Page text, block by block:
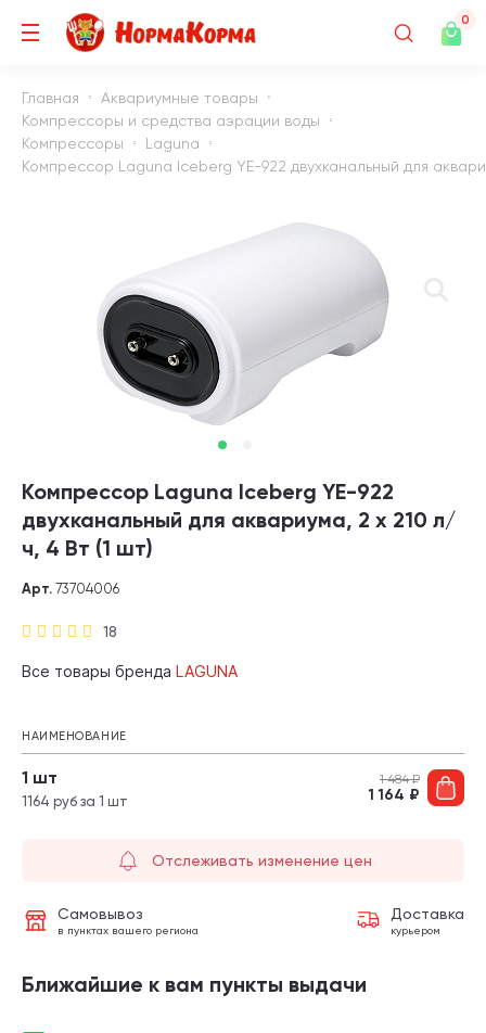
0
Главная
Аквариумные товары
Компрессоры и средства аэрации воды
Компрессоры
Laguna
Компрессор Laguna Iceberg YE-922 двухканальный для
Компрессор Laguna Iceberg YE-922
двухканальный для аквариума, 2 х 210 л/
ч, 4 Вт (1 шт)
18
Арт. 73704006
Все товары бренда LAGUNA
НАИМЕНОВАНИЕ
1 шт
1164 руб за 1 шт
1 484₽
1 164 ₽
Отслеживать изменение цен
Самовывоз
в пунктах вашего региона
Доставка
курьером
Ближайшие к вам пункты выдачи